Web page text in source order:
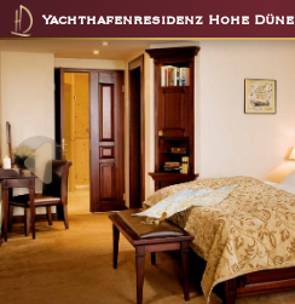
Yachthafenresidenz Hohe Düne